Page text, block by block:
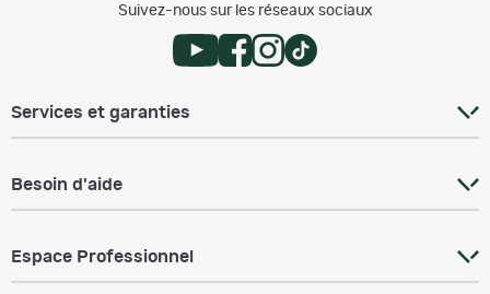
Suivez-nous sur les réseaux sociaux
Services et garanties
Besoin d'aide
Espace Professionnel